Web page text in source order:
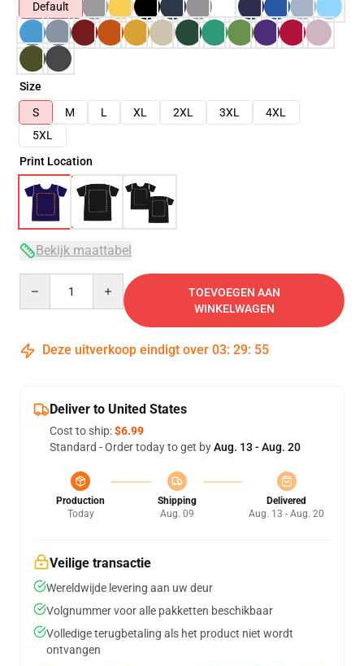
Default
Size
S
M L XL 2XL 3XL
4XL
5XL
Print Location
Bekijk maattabel
TOEVOEGEN AAN
WINKELWAGEN
Deze uitverkoop eindigt over 03: 29: 54
Deliver to United States
Cost to ship:$6.99
Standard - Order today to get byAug. 13 - Aug. 20
Production
Today
Shipping
Aug. 09
Delivered
Aug. 13 - Aug. 20
Veilige transactie
Wereldwijde levering aan uw deur
Volgnummer voor alle pakketten beschikbaar
Volledige terugbetaling als het product niet wordt
ontvangen